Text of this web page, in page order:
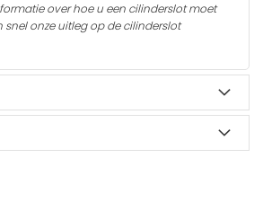
zoals genoemd in artikel 6 en 8 van
over hoe u een cilinderslot moet
snel onze uitleg op decilinderslot